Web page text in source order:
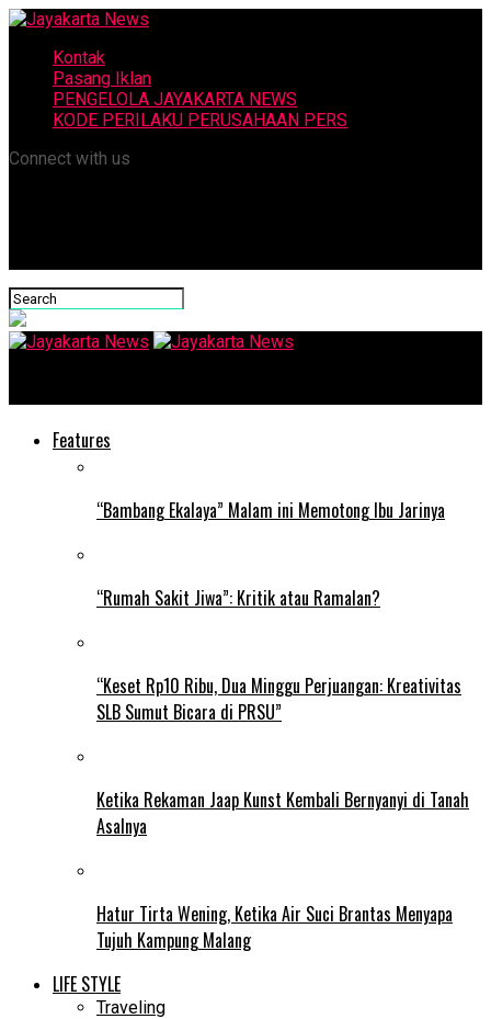
Kontak
Pasang Iklan
PENGELOLA JAYAKARTA NEWS
KODE PERILAKU PERUSAHAAN PERS
Connect with us
Features
“Bambang Ekalaya” Malam ini Memotong Ibu Jarinya
“Rumah Sakit Jiwa”: Kritik atau Ramalan?
“Keset Rp10 Ribu, Dua Minggu Perjuangan: Kreativitas
SLB Sumut Bicara di PRSU”
Ketika Rekaman Jaap Kunst Kembali Bernyanyi di Tanah
Asalnya
Hatur Tirta Wening, Ketika Air Suci Brantas Menyapa
Tujuh Kampung Malang
LIFE STYLE
Traveling